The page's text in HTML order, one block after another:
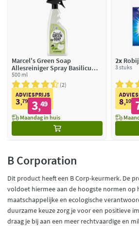
Marcel's Green Soap
Allesreiniger Spray Basilicum
& Vetiver Gras
500 ml
2
ADVIESPRIJS
3,79 3,49
Maandag in huis
2x
3 stuks
8,10
B Corporation
Dit product heeft een B Corp-keurmerk. De
voldoet hiermee aan de hoogste normen op
maatschappelijke en ecologische
duurzame keuze zorg je voor een positieve
draag je bij aan een meer rechtvaardige en